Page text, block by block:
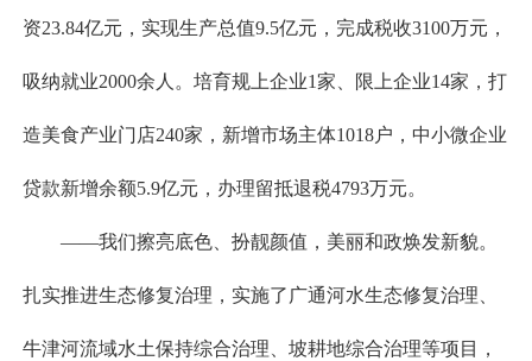
资23.84亿元，实现生产总值9.5亿元，完成税收3100万元，
吸纳就业2000余人。培育规上企业1家、限上企业14家，打
造美食产业门店240家，新增市场主体1018户，中小微企业
贷款新增余额5.9亿元，办理留抵退税4793万元。
——我们擦亮底色、扮靓颜值，美丽和政焕发新貌。
扎实推进生态修复治理，实施了广通河水生态修复治理、
牛津河流域水土保持综合治理、坡耕地综合治理等项目，